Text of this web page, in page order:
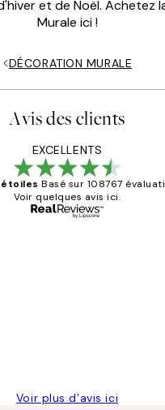
et de Noël. Achetez
Murale ici !
DÉCORATION MURALE
Avis des clients
EXCELLENTS
Basé sur 108767
Voir quelques avis ici.
Voir plus d’avis ici